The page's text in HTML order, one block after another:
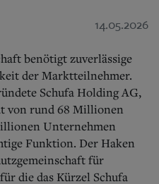
Login
werden
14.05.2026
benötigt zuverlässige
der Marktteilnehmer.
Schufa Holding AG,
von rund 68 Millionen
Unternehmen
Funktion. Der Haken
für
die das Kürzel Schufa